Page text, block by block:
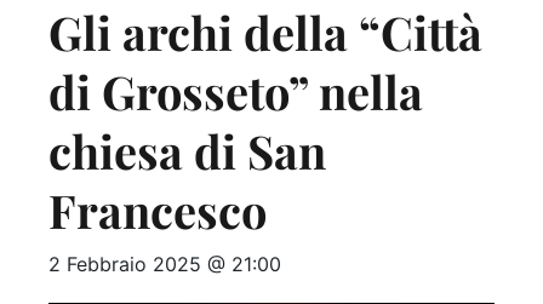
Gli archi della “Città
di Grosseto” nella
chiesa di San
Francesco
2 Febbraio 2025 @ 21:00